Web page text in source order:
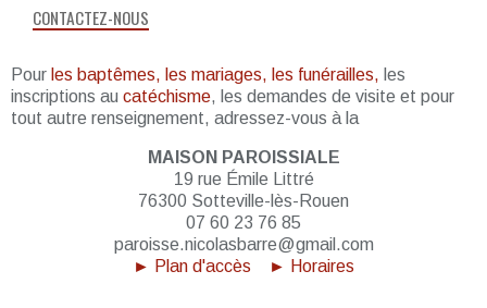
CONTACTEZ-NOUS
Pour les baptêmes, les mariages, les funérailles, les
inscriptions au catéchisme, les demandes de visite et pour
tout autre renseignement, adressez-vous à la
MAISON PAROISSIALE
19 rue Émile Littré
76300 Sotteville-lès-Rouen
07 60 23 76 85
paroisse.nicolasbarre@gmail.com
► Plan d'accès
► Horaires